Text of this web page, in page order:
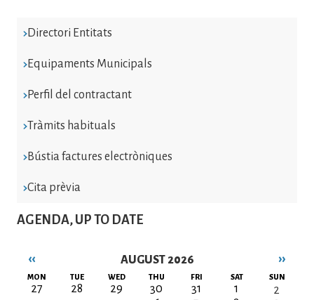
Directori Entitats
Equipaments Municipals
Perfil del contractant
Tràmits habituals
Bústia factures electròniques
Cita prèvia
AGENDA, UP TO DATE
AUGUST 2026
Pagination
‹‹ ››
MON TUE WED THU FRI SAT SUN
27 28 29 30 31 1
2